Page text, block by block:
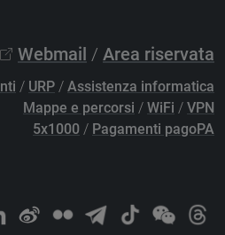
Webmail / Area riservata
/ URP / Assistenza informatica
Mappe e percorsi / WiFi / VPN
5x1000 / Pagamenti pagoPA